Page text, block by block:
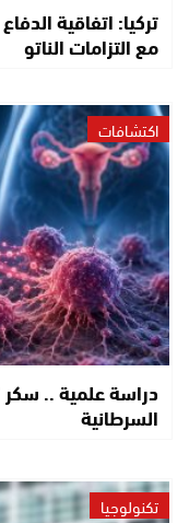
تركيا: اتفاقية
مع التزامات الناتو
اكتشافات
دراسة علمية .. سكر
السرطانية
تكنولوجيا